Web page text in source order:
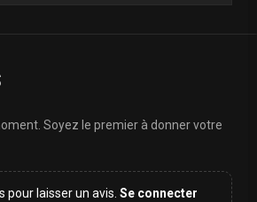
Soyez le premier à donner votre
pour laisser un avis. Se connecter